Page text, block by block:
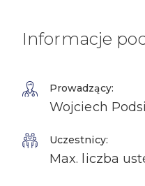
Informacje
Prowadzący:
Wojciech
Uczestnicy:
Max. liczba